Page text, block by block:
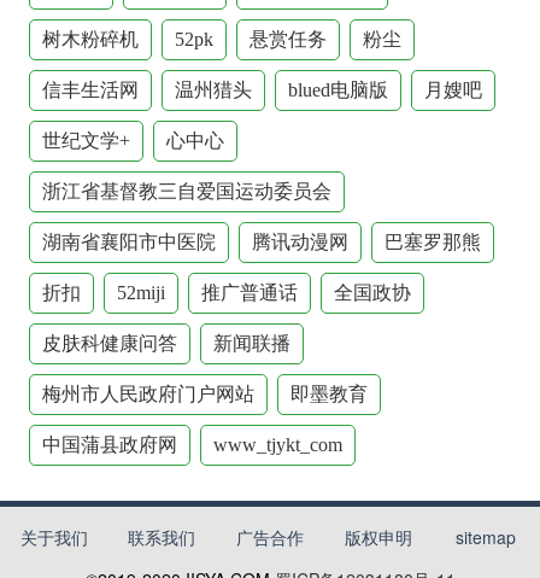
树木粉碎机 52pk 悬赏任务 粉尘
信丰生活网 温州猎头 blued电脑版 月嫂吧
世纪文学+ 心中心
浙江省基督教三自爱国运动委员会
湖南省襄阳市中医院 腾讯动漫网 巴塞罗那熊
折扣 52miji 推广普通话 全国政协
皮肤科健康问答 新闻联播
梅州市人民政府门户网站 即墨教育
中国蒲县政府网 www_tjykt_com
关于我们 联系我们 广告合作 版权申明
sitemap